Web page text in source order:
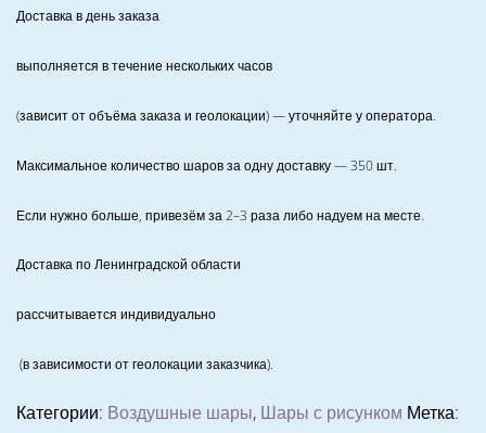
Доставка в день заказа
выполняется в течение нескольких часов
(зависит от объёма заказа и геолокации) — уточняйте у оператора.
Максимальное количество шаров за одну доставку — 350 шт.
Если нужно больше, привезём за 2–3 раза либо надуем на месте.
Доставка по Ленинградской области
рассчитывается индивидуально
(в зависимости от геолокации заказчика).
Категории: Воздушные шары, Шары с рисунком Метка: